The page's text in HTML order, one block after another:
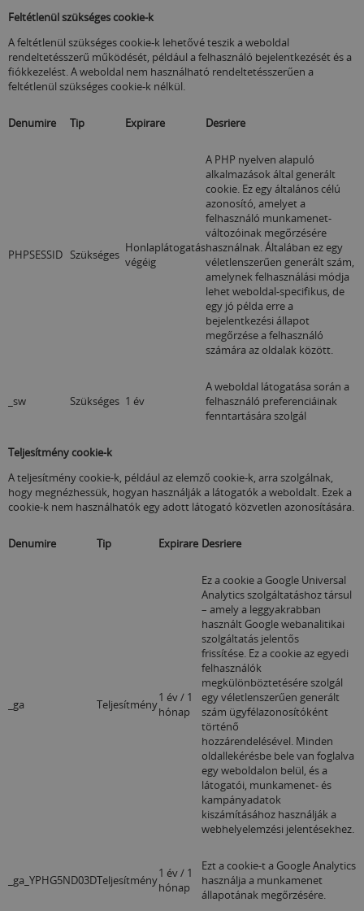
Feltétlenül szükséges cookie-k
A feltétlenül szükséges cookie-k lehetővé teszik a weboldal
rendeltetésszerű működését, például a felhasználó bejelentkezését és a
fiókkezelést.A weboldal nem használható rendeltetésszerűen a
feltétlenül szükséges cookie-k nélkül.
Denumire Tip Expirare Desriere
PHPSESSID Szükséges Honlaplátogatás
végéig
A PHP nyelven alapuló
alkalmazások által generált
cookie. Ez egy általános célú
azonosító, amelyet a
felhasználó munkamenet-
változóinak megőrzésére
használnak. Általában ez egy
véletlenszerűen generált szám,
amelynek felhasználási módja
lehet weboldal-specifikus, de
egy jó példa erre a
bejelentkezési állapot
megőrzése a felhasználó
számára az oldalak között.
_sw Szükséges 1 év
A weboldal látogatása során a
felhasználó preferenciáinak
fenntartására szolgál
Teljesítmény cookie-k
A teljesítmény cookie-k, például az elemző cookie-k, arra szolgálnak,
hogy megnézhessük, hogyan használják a látogatók a weboldalt. Ezek a
cookie-k nem használhatók egy adott látogató közvetlen azonosítására.
Denumire Tip Expirare Desriere
_ga Teljesítmény1 év / 1
hónap
Ez a cookie a Google Universal
Analytics szolgáltatáshoz társul
– amely a leggyakrabban
használt Google webanalitikai
szolgáltatás jelentős
frissítése. Ez a cookie az egyedi
felhasználók
megkülönböztetésére szolgál
egy véletlenszerűen generált
szám ügyfélazonosítóként
történő
hozzárendelésével. Minden
oldallekérésbe bele van foglalva
egy weboldalon belül, és a
látogatói, munkamenet- és
kampányadatok
kiszámításához használják a
webhelyelemzési jelentésekhez.
_ga_YPHG5ND03DTeljesítmény1 év / 1
hónap
Ezt a cookie-t a Google Analytics
használja a munkamenet
állapotának megőrzésére.